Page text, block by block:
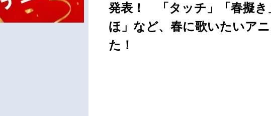
発表！ 「タッチ」「春擬き
ほ」など、春に歌いたいア
た！